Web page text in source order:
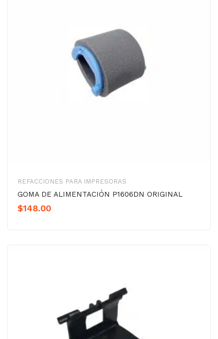
REFACCIONES PARA IMPRESORAS
GOMA DE ALIMENTACIÓN P1606DN ORIGINAL
$148.00